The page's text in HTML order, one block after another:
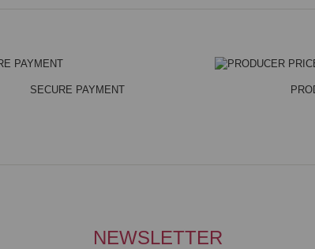
SECURE PAYMENT
NEWSLETTER